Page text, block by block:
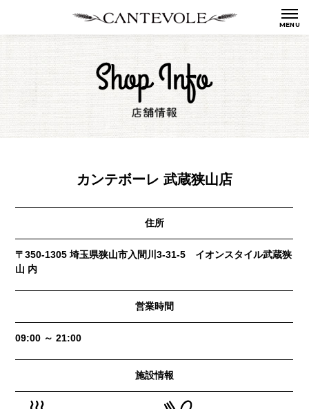
カンテボーレ 武蔵狭山店
住所
〒350-1305 埼玉県狭山市入間川3-31-5 イオンスタイル武蔵狭
山 内
営業時間
09:00 ～ 21:00
施設情報